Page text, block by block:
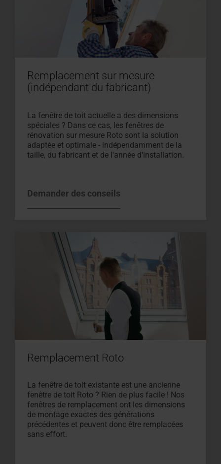
Remplacement sur mesure
(indépendant du fabricant)
La fenêtre de toit actuelle a des dimensions
spéciales ? Dans ce cas, les fenêtres de
rénovation sur mesure Roto sont la solution
adaptée et optimale - indépendamment de la
taille, du fabricant et de l'année d'installation.
Demander des conseils
Remplacement Roto
La fenêtre de toit existante est une ancienne
fenêtre de toit Roto ? Rien de plus facile ! Nos
fenêtres de remplacement ont les dimensions
de montage exactes des générations
précédentes et peuvent donc être remplacées
sans effort.